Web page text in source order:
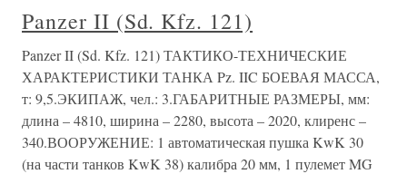
Panzer II (Sd. Kfz. 121)
Panzer II (Sd. Kfz. 121) ТАКТИКО-ТЕХНИЧЕСКИЕ
ХАРАКТЕРИСТИКИ ТАНКА Pz. IIC БОЕВАЯ МАССА,
т: 9,5.ЭКИПАЖ, чел.: 3.ГАБАРИТНЫЕ РАЗМЕРЫ, мм:
длина – 4810, ширина – 2280, высота – 2020, клиренс –
340.ВООРУЖЕНИЕ: 1 автоматическая пушка KwK 30
(на части танков KwK 38) калибра 20 мм, 1 пулемет MG